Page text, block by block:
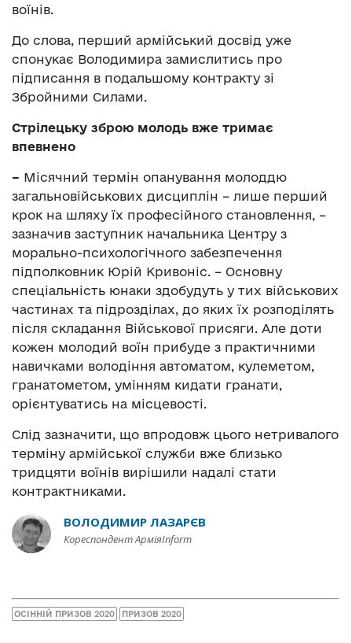
воїнів.
До слова, перший армійський досвід уже
спонукає Володимира замислитись про
підписання в подальшому контракту зі
Збройними Силами.
Стрілецьку зброю молодь вже тримає
впевнено
– Місячний термін опанування молоддю
загальновійськових дисциплін – лише перший
крок на шляху їх професійного становлення, –
зазначив заступник начальника Центру з
морально-психологічного забезпечення
підполковник Юрій Кривоніс. – Основну
спеціальність юнаки здобудуть у тих військових
частинах та підрозділах, до яких їх розподілять
після складання Військової присяги. Але доти
кожен молодий воїн прибуде з практичними
навичками володіння автоматом, кулеметом,
гранатометом, умінням кидати гранати,
орієнтуватись на місцевості.
Слід зазначити, що впродовж цього нетривалого
терміну армійської служби вже близько
тридцяти воїнів вирішили надалі стати
контрактниками.
ВОЛОДИМИР ЛАЗАРЄВ
Кореспондент АрміяInform
ОСІННІЙ ПРИЗОВ 2020 ПРИЗОВ 2020